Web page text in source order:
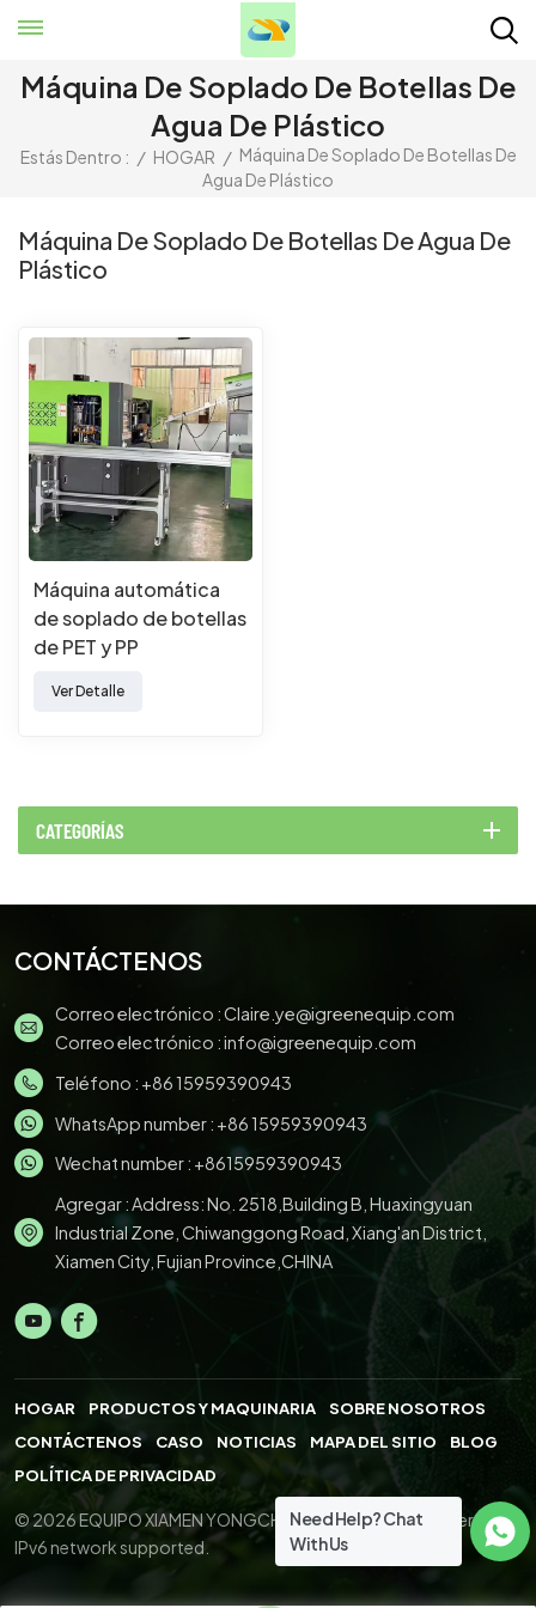
Máquina De Soplado De Botellas De
Agua De Plástico
Estás Dentro : / HOGAR / Máquina De Soplado De Botellas De
Agua De Plástico
Máquina De Soplado De Botellas De Agua De
Plástico
Máquina automática
de soplado de botellas
de PET y PP
Ver Detalle
CATEGORÍAS
CONTÁCTENOS
Correo electrónico :Claire.ye@igreenequip.com
Correo electrónico :info@igreenequip.com
Teléfono : +86 15959390943
WhatsApp number : +86 15959390943
Wechat number : +8615959390943
Agregar : Address: No. 2518,Building B, Huaxingyuan
Industrial Zone, Chiwanggong Road, Xiang'an District,
Xiamen City, Fujian Province,CHINA
HOGAR PRODUCTOS Y MAQUINARIA
SOBRE NOSOTROS
CONTÁCTENOS
CASO NOTICIAS MAPA DEL SITIO
BLOG
POLÍTICA DE PRIVACIDAD
© 2026 EQUIPO XIAMEN YONGCHENG.,LTD. All Right Reserved.
IPv6 network supported.
Need Help? Chat
With Us